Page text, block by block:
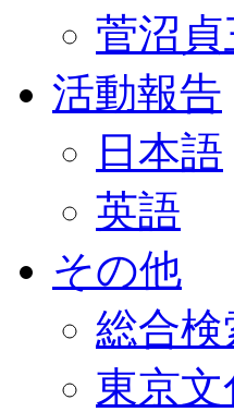
菅沼
活動報告
日本語
英語
その他
総合検
東京